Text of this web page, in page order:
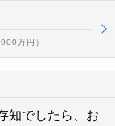
万円）
知でしたら、お